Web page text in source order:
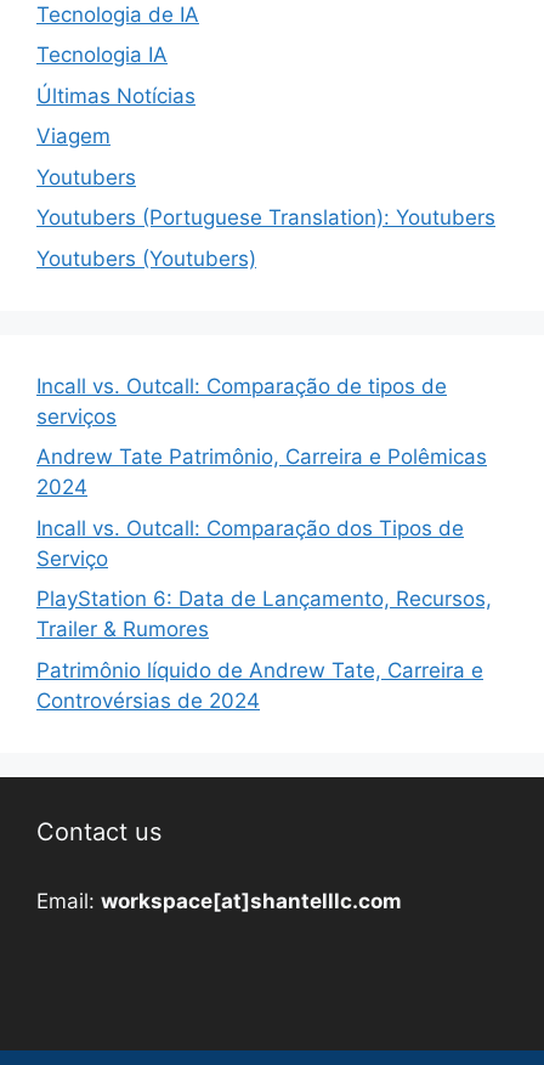
Tecnologia de IA
Tecnologia IA
Últimas Notícias
Viagem
Youtubers
Youtubers (Portuguese Translation): Youtubers
Youtubers (Youtubers)
Incall vs. Outcall: Comparação de tipos de
serviços
Andrew Tate Patrimônio, Carreira e Polêmicas
2024
Incall vs. Outcall: Comparação dos Tipos de
Serviço
PlayStation 6: Data de Lançamento, Recursos,
Trailer & Rumores
Patrimônio líquido de Andrew Tate, Carreira e
Controvérsias de 2024
Contact us
Email: workspace[at]shantelllc.com